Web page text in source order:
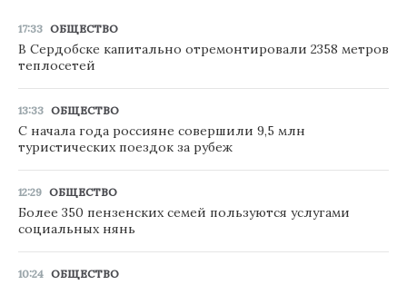
17:33 ОБЩЕСТВО
В Сердобске капитально отремонтировали 2358 метров
теплосетей
13:33 ОБЩЕСТВО
С начала года россияне совершили 9,5 млн
туристических поездок за рубеж
12:29 ОБЩЕСТВО
Более 350 пензенских семей пользуются услугами
социальных нянь
10:24 ОБЩЕСТВО